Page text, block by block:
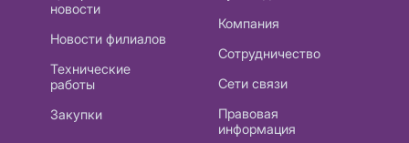
новости
Новости филиалов
Технические
работы
Закупки
Компания
Сотрудничество
Сети связи
Правовая
информация